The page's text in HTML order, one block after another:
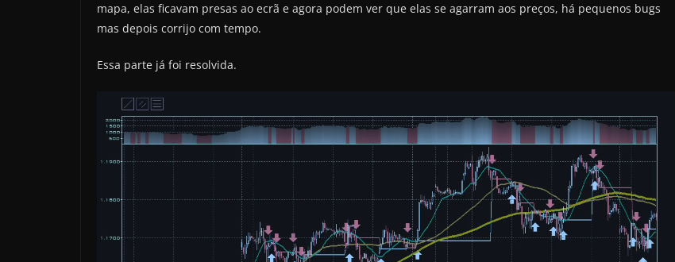
mapa, elas ficavam presas ao ecrã e agora podem ver que elas se agarram aos preços, há pequenos bugs
mas depois corrijo com tempo.
Essa parte já foi resolvida.